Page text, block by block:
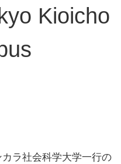
Kioicho
ラ社会科学大学一行の